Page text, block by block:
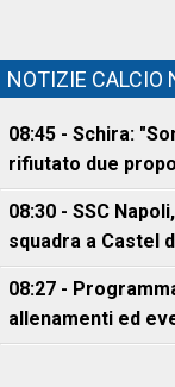
NOTIZIE CALCIO
08:45 - Schira:
rifiutato due
08:30 - SSC
squadra a Castel
08:27 -
allenamenti ed